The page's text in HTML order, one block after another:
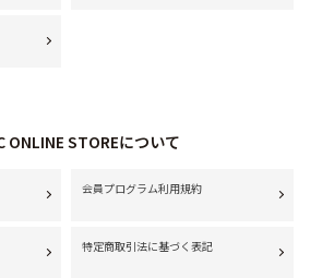
ONLINE STOREについて
会員プログラム利用規約
特定商取引法に基づく表記